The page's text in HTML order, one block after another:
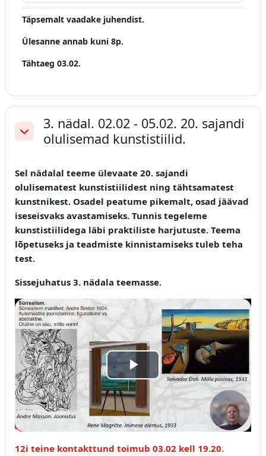
Täpsemalt vaadake juhendist.
Ülesanne annab kuni 8p.
Tähtaeg 03.02.
Ahenda
3. nädal. 02.02 - 05.02. 20. sajandi
olulisemad kunstistiilid.
Sel nädalal teeme ülevaate 20. sajandi
olulisematest kunstistiilidest ning tähtsamatest
kunstnikest. Osadel peatume pikemalt, osad jäävad
iseseisvaks avastamiseks. Tunnis tegeleme
kunstistiilidega läbi praktiliste harjutuste. Teema
lõpetuseks ja teadmiste kinnistamiseks tuleb teha
test.
Sissejuhatus 3. nädala teemasse.
Esita
video
12i teine kontakttund toimub 03.02 kell 19.20.